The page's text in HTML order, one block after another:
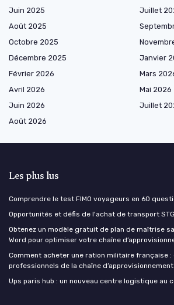
Juin 2025
Juillet
Août 2025
Octobre 2025
Décembre 2025
Janvier
Février 2026
Mars
Avril 2026
Mai 2026
Juin 2026
Juillet
Août 2026
Les plus lus
Comprendre le test FIMO voyageurs en 60
Opportunités et défis de l'achat de transport STG
Obtenez un modèle gratuit de plan de maîtrise
Word pour optimiser votre chaîne
Comment acheter une ration militaire française :
professionnels de la chaîne d’approvisionnement
Ups paris hub : un nouveau centre logistique au